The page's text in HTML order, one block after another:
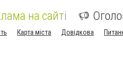
на сайті
Карта міста Довідкова